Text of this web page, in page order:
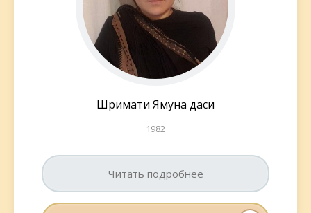
Шримати Ямуна даси
1982
Читать подробнее